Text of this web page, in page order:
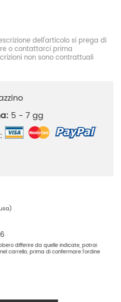
dell'articolo si prega di
o contattarci prima
non sono contrattuali
5 - 7 gg
differire da quelle indicate, potrai
carrello, prima di confermare l'ordine